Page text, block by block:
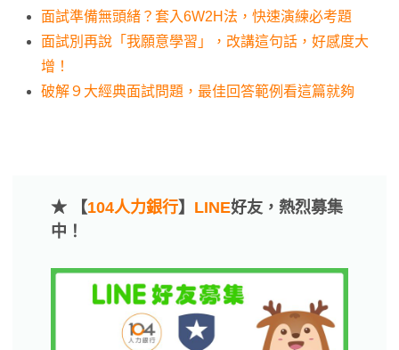
面試準備無頭緒？套入6W2H法，快速演練必考題
面試別再說「我願意學習」，改講這句話，好感度大
增！
破解９大經典面試問題，最佳回答範例看這篇就夠
★ 【104人力銀行】 LINE好友，熱烈募集
中！